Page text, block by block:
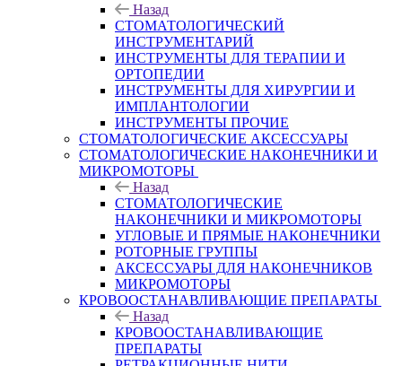
Назад
СТОМАТОЛОГИЧЕСКИЙ
ИНСТРУМЕНТАРИЙ
ИНСТРУМЕНТЫ ДЛЯ ТЕРАПИИ И
ОРТОПЕДИИ
ИНСТРУМЕНТЫ ДЛЯ ХИРУРГИИ И
ИМПЛАНТОЛОГИИ
ИНСТРУМЕНТЫ ПРОЧИЕ
СТОМАТОЛОГИЧЕСКИЕ АКСЕССУАРЫ
СТОМАТОЛОГИЧЕСКИЕ НАКОНЕЧНИКИ И
МИКРОМОТОРЫ
Назад
СТОМАТОЛОГИЧЕСКИЕ
НАКОНЕЧНИКИ И МИКРОМОТОРЫ
УГЛОВЫЕ И ПРЯМЫЕ НАКОНЕЧНИКИ
РОТОРНЫЕ ГРУППЫ
АКСЕССУАРЫ ДЛЯ НАКОНЕЧНИКОВ
МИКРОМОТОРЫ
КРОВООСТАНАВЛИВАЮЩИЕ ПРЕПАРАТЫ
Назад
КРОВООСТАНАВЛИВАЮЩИЕ
ПРЕПАРАТЫ